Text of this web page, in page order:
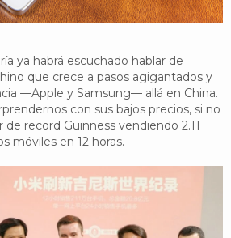
ya habrá escuchado hablar de
que crece a pasos agigantados y
—Apple y Samsung— allá en China.
con sus bajos precios, si no
record Guinness vendiendo 2.11
móviles en 12 horas.